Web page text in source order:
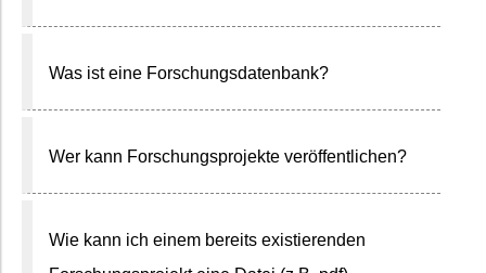
Was ist eine Forschungsdatenbank?
Wer kann Forschungsprojekte veröffentlichen?
Wie kann ich einem bereits existierenden